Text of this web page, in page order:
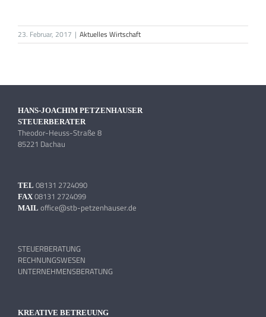
23. Februar, 2017 | Aktuelles Wirtschaft
HANS-JOACHIM PETZENHAUSER
STEUERBERATER
Theodor-Heuss-Straße 8
85221 Dachau
TEL 08131 2724090
FAX 08131 2724099
MAIL office@stb-petzenhauser.de
STEUERBERATUNG
RECHNUNGSWESEN
UNTERNEHMENSBERATUNG
KREATIVE BETREUUNG